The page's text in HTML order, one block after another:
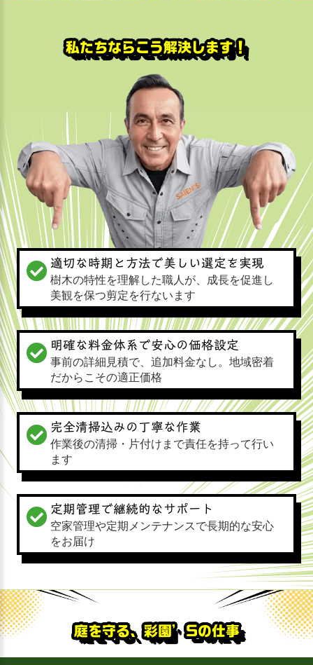
私たちならこう解決します！
適切な時期と方法で美しい選定を実現
樹木の特性を理解した職人が、成長を促進し
美観を保つ剪定を行ないます
明確な料金体系で安心の価格設定
事前の詳細見積で、追加料金なし。地域密着
だからこその適正価格
完全清掃込みの丁寧な作業
作業後の清掃・片付けまで責任を持って行い
ます
定期管理で継続的なサポート
空家管理や定期メンテナンスで長期的な安心
をお届け
庭を守る、彩園’Sの仕事